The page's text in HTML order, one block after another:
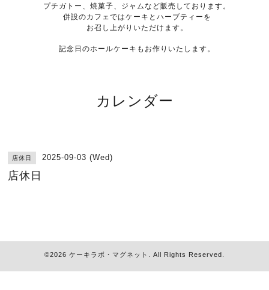
プチガトー、焼菓子、ジャムなど販売しております。
併設のカフェではケーキとハーブティーを
お召し上がりいただけます。
記念日のホールケーキもお作りいたします。
カレンダー
店休日 2025-09-03 (Wed)
店休日
©2026 ケーキラボ・マグネット . All Rights Reserved.